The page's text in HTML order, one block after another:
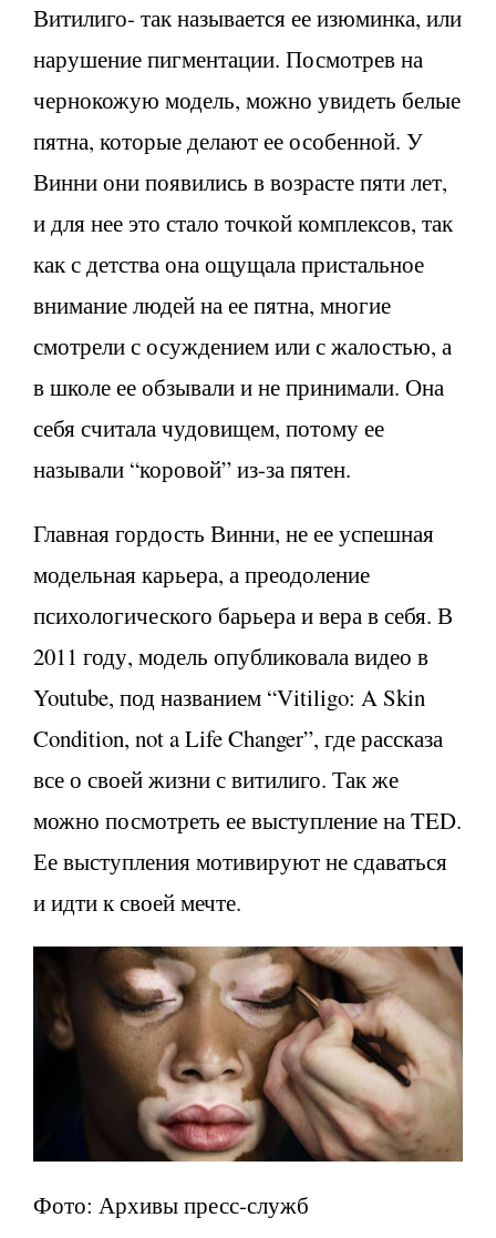
Витилиго- так называется ее изюминка, или
нарушение пигментации. Посмотрев на
чернокожую модель, можно увидеть белые
пятна, которые делают ее особенной. У
Винни они появились в возрасте пяти лет,
и для нее это стало точкой комплексов, так
как с детства она ощущала пристальное
внимание людей на ее пятна, многие
смотрели с осуждением или с жалостью, а
в школе ее обзывали и не принимали. Она
себя считала чудовищем, потому ее
называли “коровой” из-за пятен.
Главная гордость Винни, не ее успешная
модельная карьера, а преодоление
психологического барьера и вера в себя. В
2011 году, модель опубликовала видео в
Youtube, под названием “Vitiligo: A Skin
Condition, not a Life Changer”, где рассказа
все о своей жизни с витилиго. Так же
можно посмотреть ее выступление на TED.
Ее выступления мотивируют не сдаваться
и идти к своей мечте.
Фото: Архивы пресс-служб